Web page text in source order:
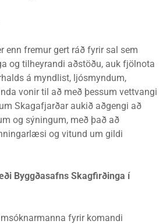
enn fremur gert ráð fyrir sal sem
og tilheyrandi aðstöðu, auk fjölnota
á myndlist, ljósmyndum,
vonir til að með þessum vettvangi
Skagafjarðar aukið aðgengi að
og sýningum, með það að
og vitund um gildi
Byggðasafns Skagfirðinga í
fyrir komandi